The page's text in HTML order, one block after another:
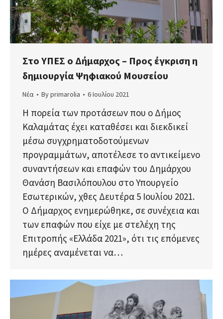
Στο ΥΠΕΣ ο Δήμαρχος – Προς έγκριση η
δημιουργία Ψηφιακού Μουσείου
Νέα Byprimarolia 6 Ιουλίου 2021
Η πορεία των προτάσεων που ο Δήμος
Καλαμάτας έχει καταθέσει και διεκδικεί
μέσω συγχρηματοδοτούμενων
προγραμμάτων, αποτέλεσε το αντικείμενο
συναντήσεων και επαφών του Δημάρχου
Θανάση Βασιλόπουλου στο Υπουργείο
Εσωτερικών, χθες Δευτέρα 5 Ιουλίου 2021.
Ο Δήμαρχος ενημερώθηκε, σε συνέχεια και
των επαφών που είχε με στελέχη της
Επιτροπής «Ελλάδα 2021», ότι τις επόμενες
ημέρες αναμένεται να…